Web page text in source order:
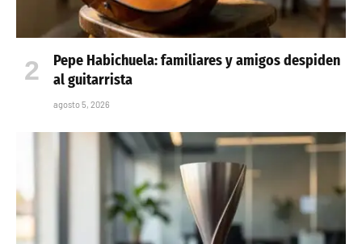
Pepe Habichuela: familiares y amigos despiden
al guitarrista
agosto 5, 2026